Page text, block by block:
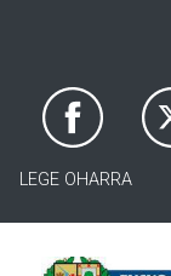
LEGE OHARRA